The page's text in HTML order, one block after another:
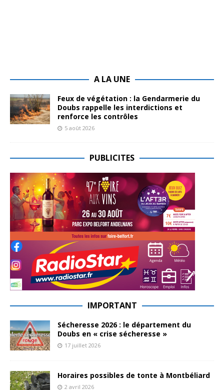
A LA UNE
Feux de végétation : la Gendarmerie du
Doubs rappelle les interdictions et
renforce les contrôles
5 août 2026
PUBLICITES
IMPORTANT
Sécheresse 2026 : le département du
Doubs en « crise sécheresse »
17 juillet 2026
Horaires possibles de tonte à Montbéliard
2 avril 2026